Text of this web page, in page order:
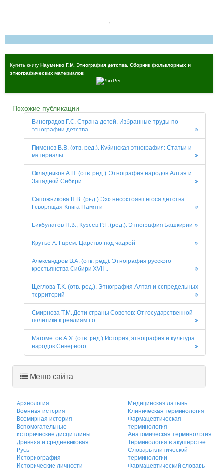
,
Купить книгу Науменко Г.М. Этнография детства. Сборник фольклорных и
этнографических материалов
Похожие публикации
Виноградов Г.С. Страна детей. Избранные труды по
этнографии детства
Пименов В.В. (отв. ред.). Кубинская этнография: Статьи и
материалы
Окладников А.П. (отв. ред.). Этнография народов Алтая и
Западной Сибири
Сапожникова Н.В. (ред.) Эхо несостоявшегося детства:
Говорящая Книга Памяти
Бикбулатов Н.В., Кузеев Р.Г. (ред.). Этнография Башкирии
Крутье А. Гарем. Царство под чадрой
Александров В.А. (отв. ред.). Этнография русского
крестьянства Сибири XVII ...
Щеглова Т.К. (отв. ред.). Этнография Алтая и сопредельных
территорий
Смирнова Т.М. Дети страны Советов: От государственной
политики к реалиям по ...
Магометов А.Х. (отв. ред.) История, этнография и культура
народов Северного ...
Меню сайта
Археология
Военная история
Всемирная история
Вспомогательные
исторические дисциплины
Древняя и средневековая
Русь
Историография
Исторические личности
Медицинская латынь
Клиническая терминология
Фармацевтическая
терминология
Анатомическая терминология
Терминология в акушерстве
Словарь клинической
терминологии
Фармацевтический словарь